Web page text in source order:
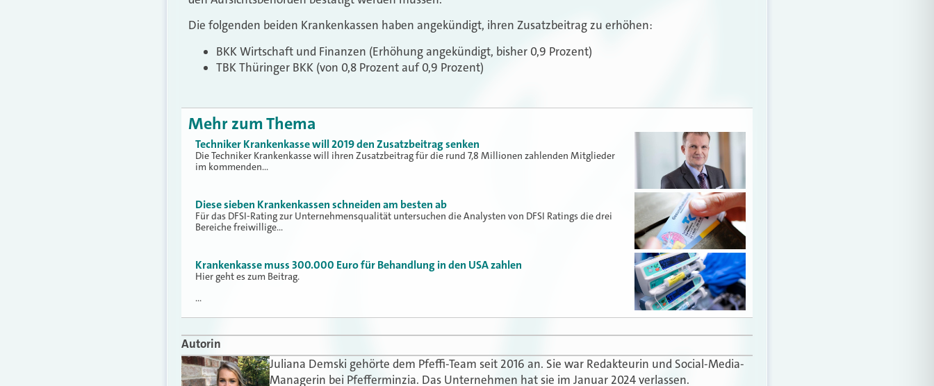
Die folgenden beiden Krankenkassen haben angekündigt, ihren Zusatzbeitrag zu erhöhen:
BKK Wirtschaft und Finanzen (Erhöhung angekündigt, bisher 0,9 Prozent)
TBK Thüringer BKK (von 0,8 Prozent auf 0,9 Prozent)
Mehr zum Thema
Techniker Krankenkasse will 2019 den Zusatzbeitrag senken
Die Techniker Krankenkasse will ihren Zusatzbeitrag für die rund 7,8 Millionen zahlenden Mitglieder
im kommenden…
Diese sieben Krankenkassen schneiden am besten ab
Für das DFSI-Rating zur Unternehmensqualität untersuchen die Analysten von DFSI Ratings die drei
Bereiche freiwillige…
Krankenkasse muss 300.000 Euro für Behandlung in den USA zahlen
Hier geht es zum Beitrag.
…
Autorin
Juliana Demski gehörte dem Pfeffi-Team seit 2016 an. Sie war Redakteurin und Social-Media-
Managerin bei Pfefferminzia. Das Unternehmen hat sie im Januar 2024 verlassen.